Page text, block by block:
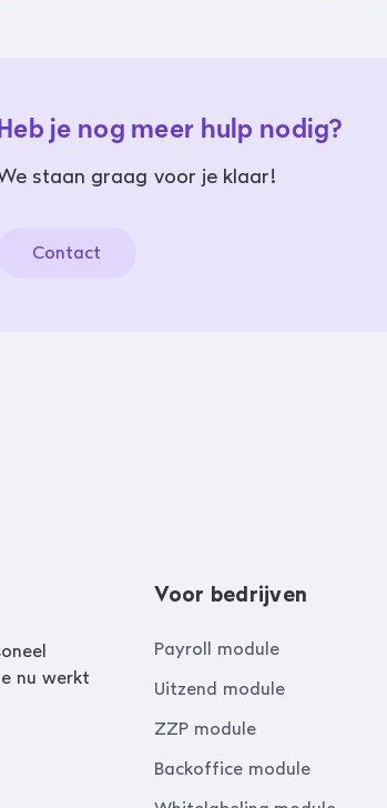
je nog meer hulp nodig?
staan graag voor je klaar!
Contact
nu werkt
Voor bedrijven
Payroll module
Uitzend module
ZZP module
Backoffice module